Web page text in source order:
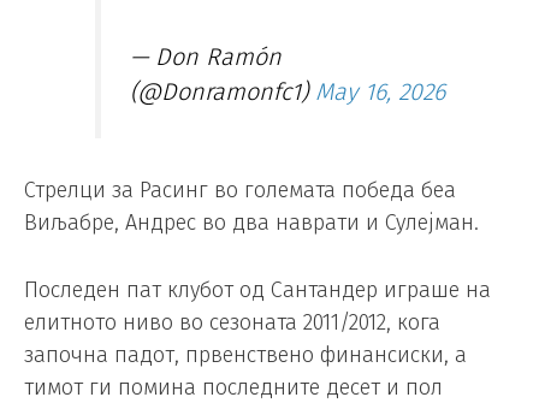
— Don Ramón
(@Donramonfc1) May 16, 2026
Стрелци за Расинг во големата победа беа
Виљабре, Андрес во два наврати и Сулејман.
Последен пат клубот од Сантандер играше на
елитното ниво во сезоната 2011/2012, кога
започна падот, првенствено финансиски, а
тимот ги помина последните десет и пол